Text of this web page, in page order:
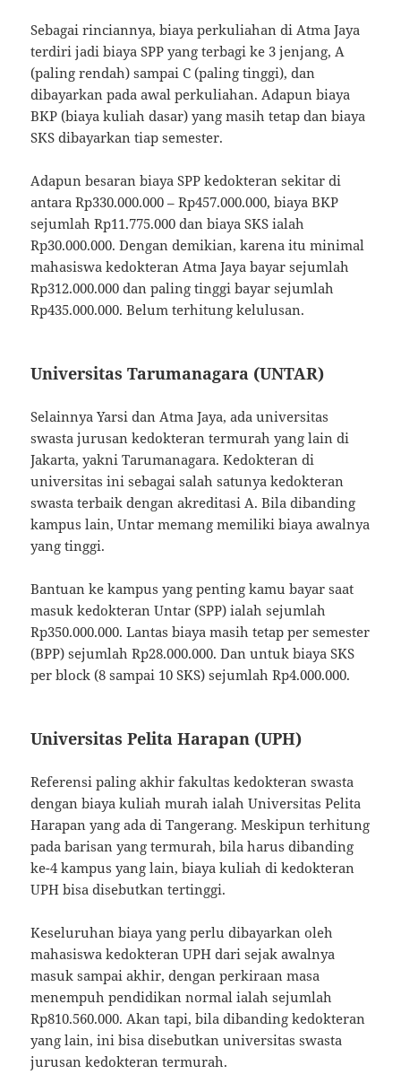
Sebagai rinciannya, biaya perkuliahan di Atma Jaya
terdiri jadi biaya SPP yang terbagi ke 3 jenjang, A
(paling rendah) sampai C (paling tinggi), dan
dibayarkan pada awal perkuliahan. Adapun biaya
BKP (biaya kuliah dasar) yang masih tetap dan biaya
SKS dibayarkan tiap semester.
Adapun besaran biaya SPP kedokteran sekitar di
antara Rp330.000.000 – Rp457.000.000, biaya BKP
sejumlah Rp11.775.000 dan biaya SKS ialah
Rp30.000.000. Dengan demikian, karena itu minimal
mahasiswa kedokteran Atma Jaya bayar sejumlah
Rp312.000.000 dan paling tinggi bayar sejumlah
Rp435.000.000. Belum terhitung kelulusan.
Universitas Tarumanagara (UNTAR)
Selainnya Yarsi dan Atma Jaya, ada universitas
swasta jurusan kedokteran termurah yang lain di
Jakarta, yakni Tarumanagara. Kedokteran di
universitas ini sebagai salah satunya kedokteran
swasta terbaik dengan akreditasi A. Bila dibanding
kampus lain, Untar memang memiliki biaya awalnya
yang tinggi.
Bantuan ke kampus yang penting kamu bayar saat
masuk kedokteran Untar (SPP) ialah sejumlah
Rp350.000.000. Lantas biaya masih tetap per semester
(BPP) sejumlah Rp28.000.000. Dan untuk biaya SKS
per block (8 sampai 10 SKS) sejumlah Rp4.000.000.
Universitas Pelita Harapan (UPH)
Referensi paling akhir fakultas kedokteran swasta
dengan biaya kuliah murah ialah Universitas Pelita
Harapan yang ada di Tangerang. Meskipun terhitung
pada barisan yang termurah, bila harus dibanding
ke-4 kampus yang lain, biaya kuliah di kedokteran
UPH bisa disebutkan tertinggi.
Keseluruhan biaya yang perlu dibayarkan oleh
mahasiswa kedokteran UPH dari sejak awalnya
masuk sampai akhir, dengan perkiraan masa
menempuh pendidikan normal ialah sejumlah
Rp810.560.000. Akan tapi, bila dibanding kedokteran
yang lain, ini bisa disebutkan universitas swasta
jurusan kedokteran termurah.